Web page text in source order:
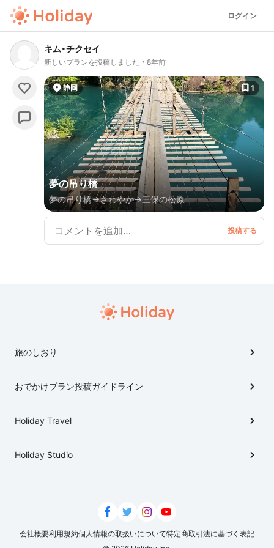
ログイン
キム・チクセイ
新しいプランを投稿しました 8年前
静岡 1
夢の吊り橋
夢の吊り橋→さわやか→三保の松原
旅のしおり
おでかけプラン投稿ガイドライン
Holiday Travel
Holiday Studio
会社概要利用規約個人情報の取扱いについて特定商取引法に基づく表記